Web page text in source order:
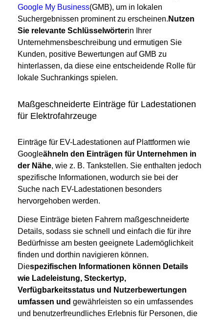
Google My Business(GMB), um in lokalen
Suchergebnissen prominent zu erscheinen. Nutzen
Sie relevante Schlüsselwörterin Ihrer
Unternehmensbeschreibung und ermutigen Sie
Kunden, positive Bewertungen auf GMB zu
hinterlassen, da diese eine entscheidende Rolle für
lokale Suchrankings spielen.
Maßgeschneiderte Einträge für Ladestationen
für Elektrofahrzeuge
Einträge für EV-Ladestationen auf Plattformen wie
Googleähneln den Einträgen für Unternehmen in
der Nähe, wie z. B. Tankstellen. Sie enthalten jedoch
spezifische Informationen, wodurch sie bei der
Suche nach EV-Ladestationen besonders
hervorgehoben werden.
Diese Einträge bieten Fahrern maßgeschneiderte
Details, sodass sie schnell und einfach die für ihre
Bedürfnisse am besten geeignete Lademöglichkeit
finden und dorthin navigieren können.
Diespezifischen Informationen können Details
wie Ladeleistung, Steckertyp,
Verfügbarkeitsstatus und Nutzerbewertungen
umfassen und gewährleisten so ein umfassendes
und benutzerfreundliches Erlebnis für Personen, die